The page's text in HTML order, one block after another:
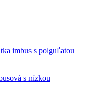
imbus s polguľatou
s nízkou